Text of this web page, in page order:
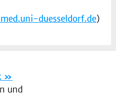
duesseldorf.de)
und